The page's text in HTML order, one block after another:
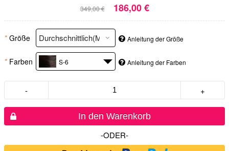
349,00 € 186,00 €
* Größe Anleitung der Größe
* Farben S-6 Anleitung der Farben
- +
In den Warenkorb
-ODER-